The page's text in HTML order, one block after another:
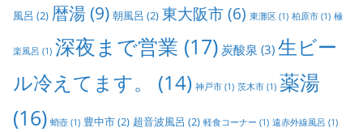
風呂 (2) 暦湯(9) 朝風呂 (2) 東大阪市(6) 東灘区 (1) 柏原市 (1) 極
楽風呂 (1) 深夜まで営業 (17) 炭酸泉 (3) 生ビー
ル冷えてます。
(14) 神戸市 (1) 茨木市 (1) 薬湯
(16) 蛸壺 (1) 豊中市(2) 超音波風呂 (2) 軽食コーナー (1) 遠赤外線風呂 (1)